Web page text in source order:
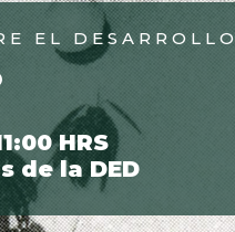
EL DESARROLLO
HRS
de la DED